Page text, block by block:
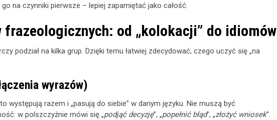
na czynniki pierwsze – lepiej zapamiętać jako całość.
frazeologicznych: od „kolokacji” do idiomów
podział na kilka grup. Dzięki temu łatwiej zdecydować, czego uczyć się „na
wyrazów)
występują razem i „pasują do siebie” w danym języku. Nie muszą być
w polszczyźnie mówi się „podjąć decyzję”, „popełnić błąd”, „złożyć wniosek”.